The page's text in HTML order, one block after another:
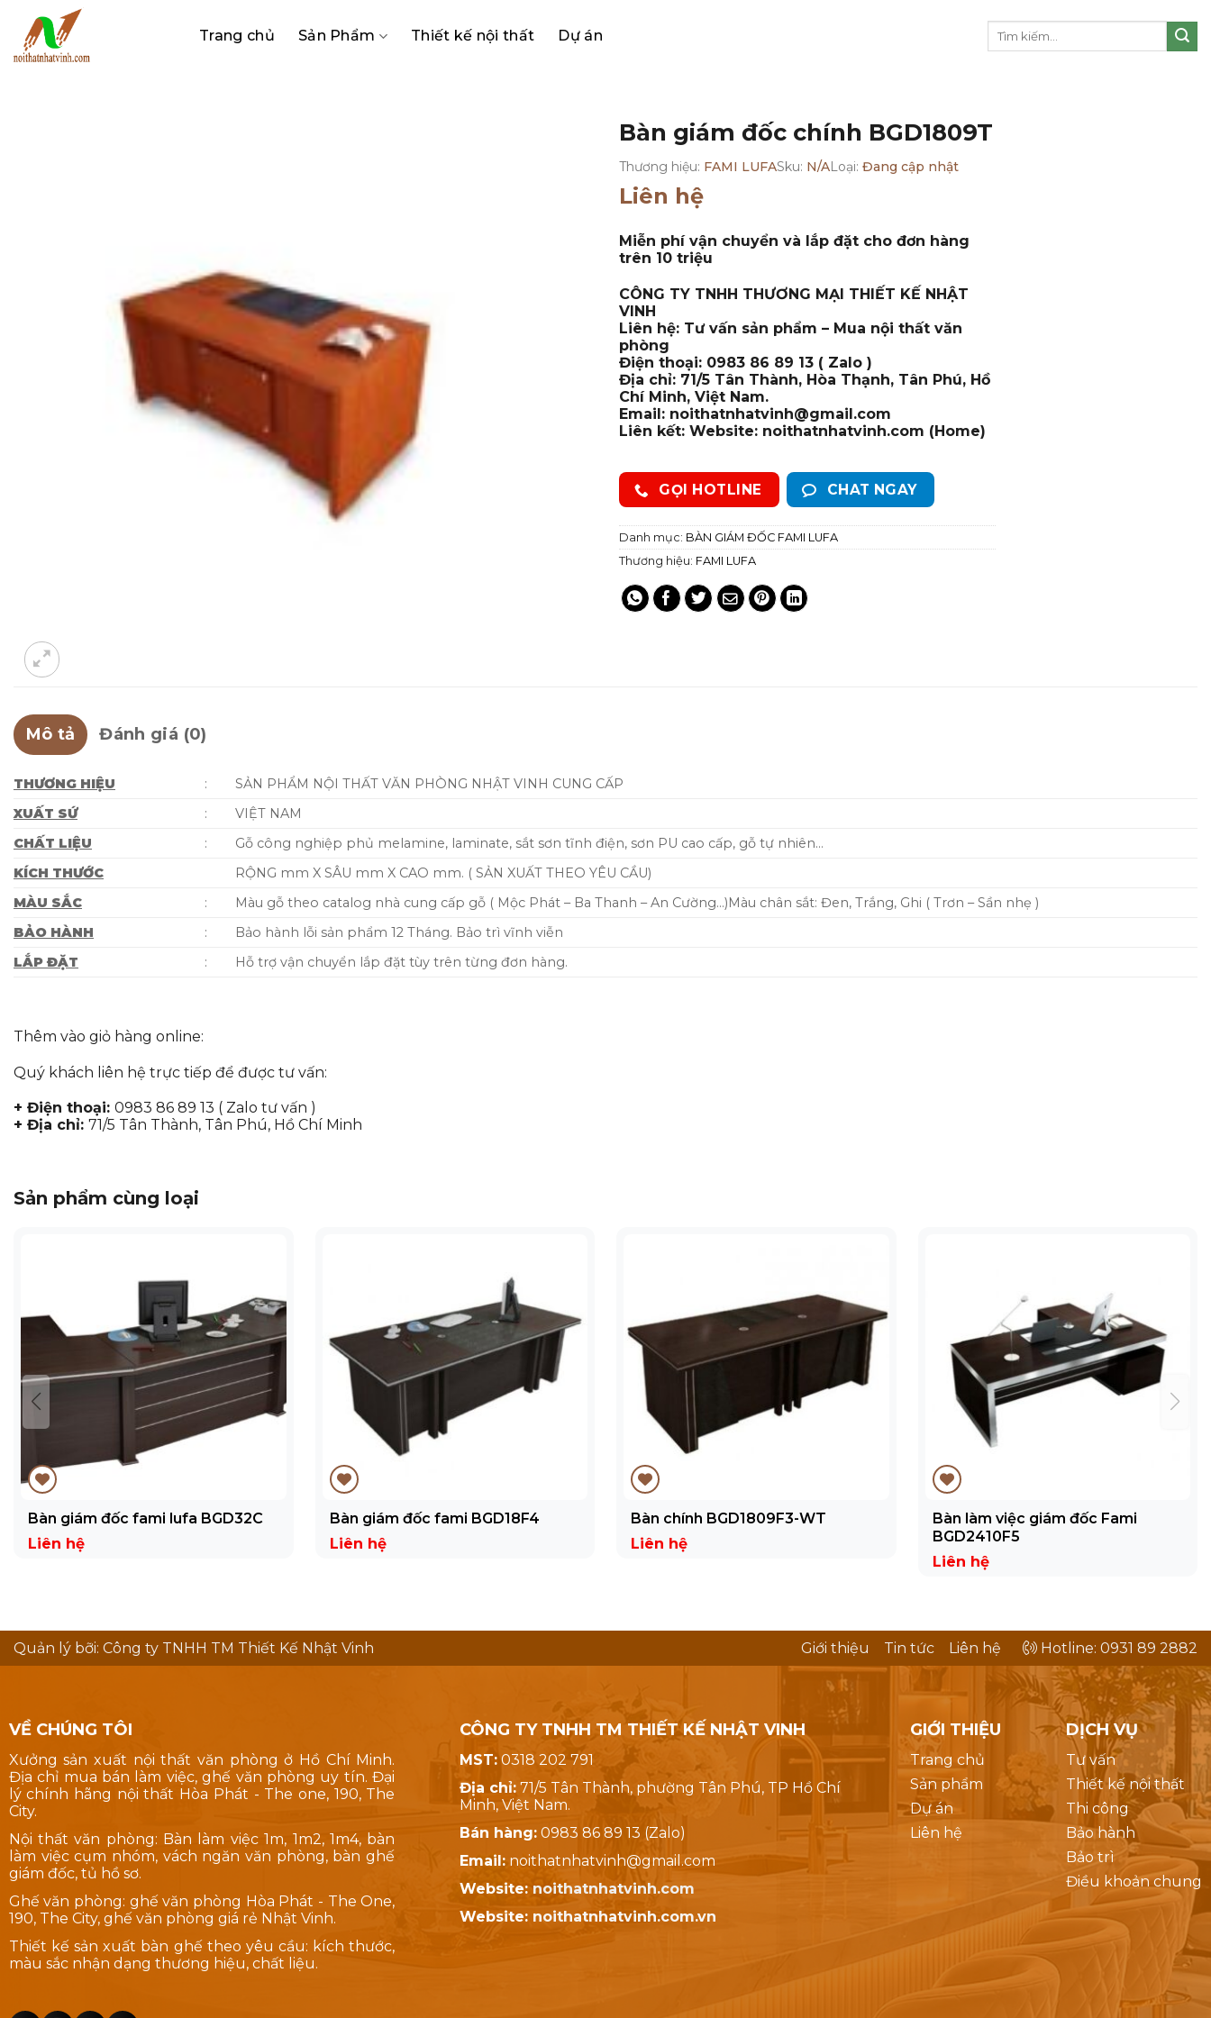
dung
Trang chủ Sản Phẩm Thiết kế nội thất Dự án
kiếm:
Bàn giám đốc chính BGD1809T
Thương hiệu: FAMI LUFASku: N/ALoại: Đang cập nhật
Liên hệ
Miễn phí vận chuyển và lắp đặt cho đơn hàng
trên 10 triệu
CÔNG TY TNHH THƯƠNG MẠI THIẾT KẾ NHẬT
VINH
Liên hệ: Tư vấn sản phẩm – Mua nội thất văn
phòng
Điện thoại: 0983 86 89 13 ( Zalo )
Địa chỉ: 71/5 Tân Thành, Hòa Thạnh, Tân Phú, Hồ
Chí Minh, Việt Nam.
Email: noithatnhatvinh@gmail.com
Liên kết: Website: noithatnhatvinh.com (Home)
GỌI HOTLINE CHAT NGAY
Danh mục: BÀN GIÁM ĐỐC FAMI LUFA
Thương hiệu: FAMI LUFA
Mô tả Đánh giá (0)
THƯƠNG HIỆU :
SẢN PHẨM NỘI THẤT VĂN PHÒNG NHẬT VINH CUNG CẤP
XUẤT SỨ
:
VIỆT NAM
CHẤT LIỆU
:
Gỗ công nghiệp phủ melamine, laminate, sắt sơn tĩnh điện, sơn PU cao cấp, gỗ tự nhiên…
KÍCH THƯỚC
RỘNG mm X SÂU mm X CAO mm. ( SẢN XUẤT THEO YÊU CẦU)
MÀU SẮC
:
Màu gỗ theo catalog nhà cung cấp gỗ ( Mộc Phát – Ba Thanh – An Cường…)Màu chân sắt: Đen, Trắng, Ghi ( Trơn – Sần nhẹ )
BẢO HÀNH
:
Bảo hành lỗi sản phẩm 12 Tháng. Bảo trì vĩnh viễn
LẮP ĐẶT
: Hỗ trợ vận chuyển lắp đặt tùy trên từng đơn hàng.
Thêm vào giỏ hàng online:
Quý khách liên hệ trực tiếp để được tư vấn:
+ Điện thoại: 0983 86 89 13 ( Zalo tư vấn )
+ Địa chỉ: 71/5 Tân Thành, Tân Phú, Hồ Chí Minh
Sản phẩm cùng loại
Bàn giám đốc fami lufa BGD32C
Liên hệ
Bàn giám đốc fami BGD18F4
Liên hệ
Bàn chính BGD1809F3-WT
Liên hệ
Bàn làm việc giám đốc Fami
BGD2410F5
Liên hệ
Quản lý bỡi: Công ty TNHH TM Thiết Kế Nhật Vinh Giới thiệu Tin tức Liên hệ Hotline: 0931 89 2882
VỀ CHÚNG TÔI
Xưởng sản xuất nội thất văn phòng ở Hồ Chí Minh.
Địa chỉ mua bán làm việc, ghế văn phòng uy tín. Đại
lý chính hãng nội thất Hòa Phát - The one, 190, The
City.
Nội thất văn phòng: Bàn làm việc 1m, 1m2, 1m4, bàn
làm việc cụm nhóm, vách ngăn văn phòng, bàn ghế
giám đốc, tủ hồ sơ.
Ghế văn phòng: ghế văn phòng Hòa Phát - The One,
190, The City, ghế văn phòng giá rẻ Nhật Vinh.
Thiết kế sản xuất bàn ghế theo yêu cầu: kích thước,
màu sắc nhận dạng thương hiệu, chất liệu.
CÔNG TY TNHH TM THIẾT KẾ NHẬT VINH
MST: 0318 202 791
Địa chỉ: 71/5 Tân Thành, phường Tân Phú, TP Hồ Chí
Minh, Việt Nam.
Bán hàng: 0983 86 89 13 (Zalo)
Email: noithatnhatvinh@gmail.com
Website: noithatnhatvinh.com
Website: noithatnhatvinh.com.vn
GIỚI THIỆU
Trang chủ
Sản phẩm
Dự án
Liên hệ
DỊCH VỤ
Tư vấn
Thiết kế nội thất
Thi công
Bảo hành
Bảo trì
Điều khoản chung